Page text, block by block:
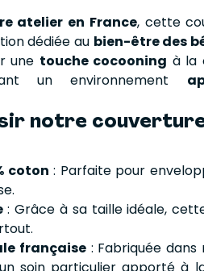
atelier en France, cette
dédiée au bien-être des
une touche cocooning à la
un environnement
notre
coton : Parfaite pour
: Grâce à sa taille idéale,
française: Fabriquée
soin particulier apporté à